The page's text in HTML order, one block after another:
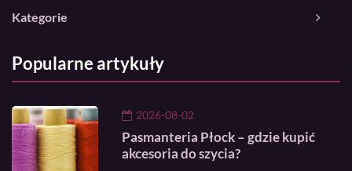
Kategorie
Popularne artykuły
2026-08-02
Pasmanteria Płock – gdzie kupić
akcesoria do szycia?